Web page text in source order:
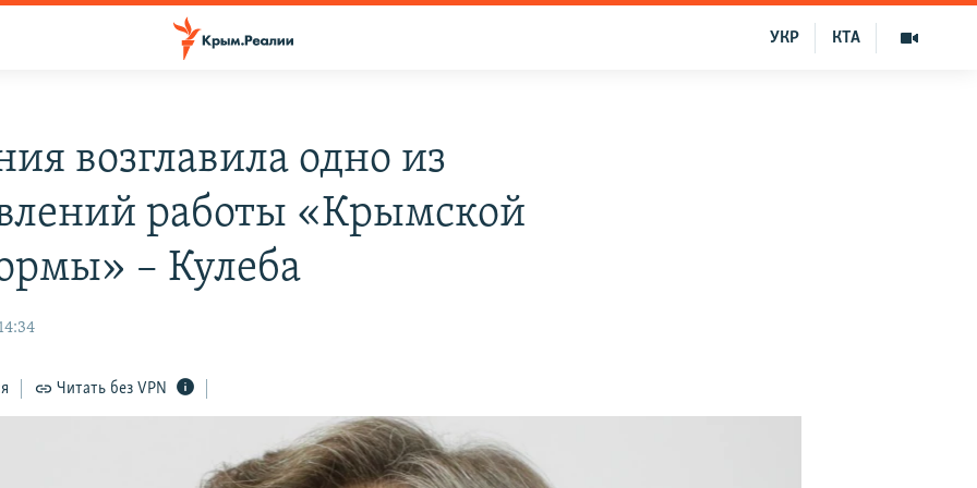
КТА
УКР
возглавила одно из
работы «Крымской
– Кулеба
Читать без VPN